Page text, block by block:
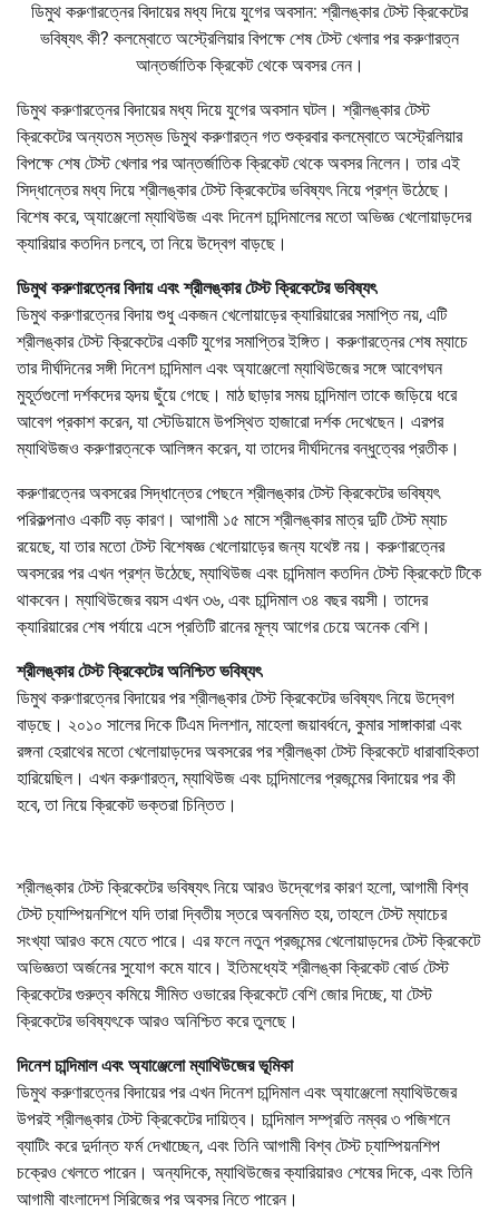
ডিমুথ করুণারত্নের বিদায়ের মধ্য দিয়ে যুগের অবসান: শ্রীলঙ্কার টেস্ট ক্রিকেটের
ভবিষ্যৎ কী? কলম্বোতে অস্ট্রেলিয়ার বিপক্ষে শেষ টেস্ট খেলার পর করুণারত্ন
আন্তর্জাতিক ক্রিকেট থেকে অবসর নেন।
ডিমুথ করুণারত্নের বিদায়ের মধ্য দিয়ে যুগের অবসান ঘটল। শ্রীলঙ্কার টেস্ট
ক্রিকেটের অন্যতম স্তম্ভ ডিমুথ করুণারত্ন গত শুক্রবার কলম্বোতে অস্ট্রেলিয়ার
বিপক্ষে শেষ টেস্ট খেলার পর আন্তর্জাতিক ক্রিকেট থেকে অবসর নিলেন। তার এই
সিদ্ধান্তের মধ্য দিয়ে শ্রীলঙ্কার টেস্ট ক্রিকেটের ভবিষ্যৎ নিয়ে প্রশ্ন উঠেছে।
বিশেষ করে, অ্যাঞ্জেলো ম্যাথিউজ এবং দিনেশ চান্দিমালের মতো অভিজ্ঞ খেলোয়াড়দের
ক্যারিয়ার কতদিন চলবে, তা নিয়ে উদ্বেগ বাড়ছে।
ডিমুথ করুণারত্নের বিদায় এবং শ্রীলঙ্কার টেস্ট ক্রিকেটের ভবিষ্যৎ
ডিমুথ করুণারত্নের বিদায় শুধু একজন খেলোয়াড়ের ক্যারিয়ারের সমাপ্তি নয়, এটি
শ্রীলঙ্কার টেস্ট ক্রিকেটের একটি যুগের সমাপ্তির ইঙ্গিত। করুণারত্নের শেষ ম্যাচে
তার দীর্ঘদিনের সঙ্গী দিনেশ চান্দিমাল এবং অ্যাঞ্জেলো ম্যাথিউজের সঙ্গে আবেগঘন
মুহূর্তগুলো দর্শকদের হৃদয় ছুঁয়ে গেছে। মাঠ ছাড়ার সময় চান্দিমাল তাকে জড়িয়ে ধরে
আবেগ প্রকাশ করেন, যা স্টেডিয়ামে উপস্থিত হাজারো দর্শক দেখেছেন। এরপর
ম্যাথিউজও করুণারত্নকে আলিঙ্গন করেন, যা তাদের দীর্ঘদিনের বন্ধুত্বের প্রতীক।
করুণারত্নের অবসরের সিদ্ধান্তের পেছনে শ্রীলঙ্কার টেস্ট ক্রিকেটের ভবিষ্যৎ
পরিকল্পনাও একটি বড় কারণ। আগামী ১৫ মাসে শ্রীলঙ্কার মাত্র দুটি টেস্ট ম্যাচ
রয়েছে, যা তার মতো টেস্ট বিশেষজ্ঞ খেলোয়াড়ের জন্য যথেষ্ট নয়। করুণারত্নের
অবসরের পর এখন প্রশ্ন উঠেছে, ম্যাথিউজ এবং চান্দিমাল কতদিন টেস্ট ক্রিকেটে টিকে
থাকবেন। ম্যাথিউজের বয়স এখন ৩৬, এবং চান্দিমাল ৩৪ বছর বয়সী। তাদের
ক্যারিয়ারের শেষ পর্যায়ে এসে প্রতিটি রানের মূল্য আগের চেয়ে অনেক বেশি।
শ্রীলঙ্কার টেস্ট ক্রিকেটের অনিশ্চিত ভবিষ্যৎ
ডিমুথ করুণারত্নের বিদায়ের পর শ্রীলঙ্কার টেস্ট ক্রিকেটের ভবিষ্যৎ নিয়ে উদ্বেগ
বাড়ছে। ২০১০ সালের দিকে টিএম দিলশান, মাহেলা জয়াবর্ধনে, কুমার সাঙ্গাকারা এবং
রঙ্গনা হেরাথের মতো খেলোয়াড়দের অবসরের পর শ্রীলঙ্কা টেস্ট ক্রিকেটে ধারাবাহিকতা
হারিয়েছিল। এখন করুণারত্ন, ম্যাথিউজ এবং চান্দিমালের প্রজন্মের বিদায়ের পর কী
হবে, তা নিয়ে ক্রিকেট ভক্তরা চিন্তিত।
শ্রীলঙ্কার টেস্ট ক্রিকেটের ভবিষ্যৎ নিয়ে আরও উদ্বেগের কারণ হলো, আগামী বিশ্ব
টেস্ট চ্যাম্পিয়নশিপে যদি তারা দ্বিতীয় স্তরে অবনমিত হয়, তাহলে টেস্ট ম্যাচের
সংখ্যা আরও কমে যেতে পারে। এর ফলে নতুন প্রজন্মের খেলোয়াড়দের টেস্ট ক্রিকেটে
অভিজ্ঞতা অর্জনের সুযোগ কমে যাবে। ইতিমধ্যেই শ্রীলঙ্কা ক্রিকেট বোর্ড টেস্ট
ক্রিকেটের গুরুত্ব কমিয়ে সীমিত ওভারের ক্রিকেটে বেশি জোর দিচ্ছে, যা টেস্ট
ক্রিকেটের ভবিষ্যৎকে আরও অনিশ্চিত করে তুলছে।
দিনেশ চান্দিমাল এবং অ্যাঞ্জেলো ম্যাথিউজের ভূমিকা
ডিমুথ করুণারত্নের বিদায়ের পর এখন দিনেশ চান্দিমাল এবং অ্যাঞ্জেলো ম্যাথিউজের
উপরই শ্রীলঙ্কার টেস্ট ক্রিকেটের দায়িত্ব। চান্দিমাল সম্প্রতি নম্বর ৩ পজিশনে
ব্যাটিং করে দুর্দান্ত ফর্ম দেখাচ্ছেন, এবং তিনি আগামী বিশ্ব টেস্ট চ্যাম্পিয়নশিপ
চক্রেও খেলতে পারেন। অন্যদিকে, ম্যাথিউজের ক্যারিয়ারও শেষের দিকে, এবং তিনি
আগামী বাংলাদেশ সিরিজের পর অবসর নিতে পারেন।